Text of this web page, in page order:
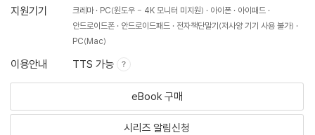
지원기기
크레마 PC(윈도우 - 4K 모니터 미지원) 아이폰
아이패드
안드로이드폰
안드로이드패드
전자책단말기(저사양 기기 사용 불가)
PC(Mac)
이용안내 TTS 가능
eBook 구매
시리즈 알림신청